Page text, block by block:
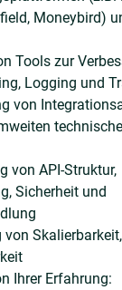
Moneybird)
Tools zur
Logging und
von
von API-Struktur,
Sicherheit und
von
Ihrer Erfahrung: